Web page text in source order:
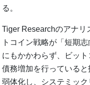
る。
Tiger Researchのアナリ
トコイン戦略が「短期
にもかかわらず、ビッ
債務増加を行っている
弱体化し、システミック